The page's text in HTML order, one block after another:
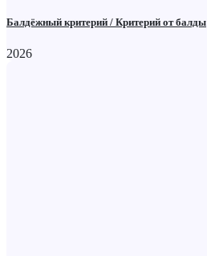
Балдёжный критерий / Критерий от балды
2026